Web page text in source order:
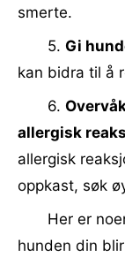
smerte.
5. Gi
kan bidra til å
6.
allergisk
allergisk
oppkast, søk
Her er
hunden din